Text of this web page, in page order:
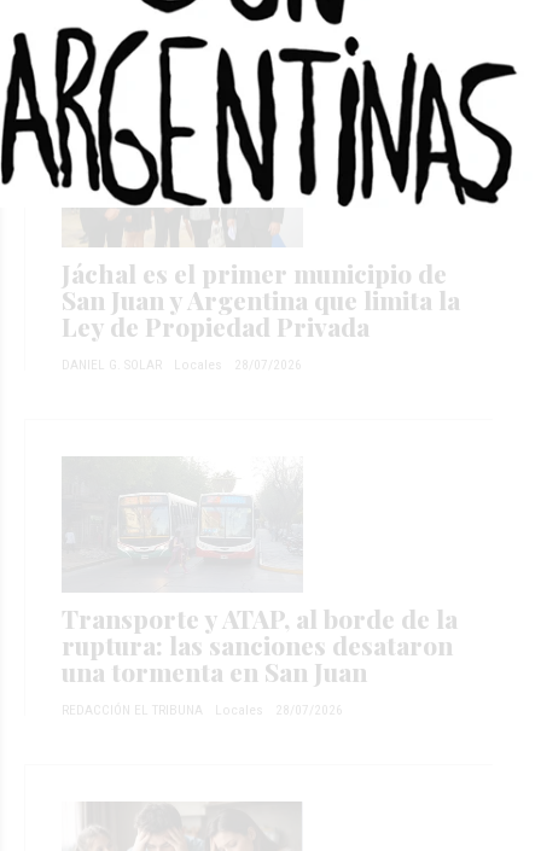
29/07/2026
Jáchal es el primer municipio de
San Juan y Argentina que limita la
Ley de Propiedad Privada
DANIEL G. SOLAR Locales 28/07/2026
Transporte y ATAP, al borde de la
ruptura: las sanciones desataron
una tormenta en San Juan
REDACCIÓN EL TRIBUNA Locales 28/07/2026